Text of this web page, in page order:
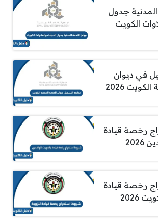
جدول
الكويت
في ديوان
2026
رخصة قيادة
رخصة قيادة
2026